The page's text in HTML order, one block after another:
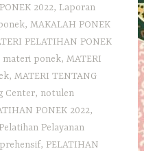
2022, Laporan
,MAKALAH PONEK
PELATIHAN PONEK
materi ponek,MATERI
,MATERI TENTANG
Center, notulen
PONEK 2022,
Pelatihan Pelayanan
, PELATIHAN